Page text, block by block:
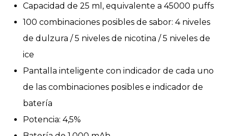
Capacidad de 25 ml, equivalente a 45000 puffs
100 combinaciones posibles de sabor: 4 niveles
de dulzura / 5 niveles de nicotina / 5 niveles de
ice
Pantalla inteligente con indicador de cada uno
de las combinaciones posibles e indicador de
batería
Potencia: 4,5%